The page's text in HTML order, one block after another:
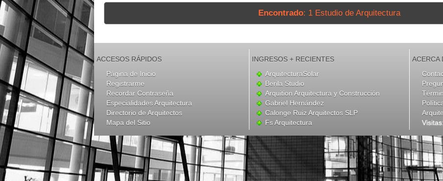
Encontrado: 1 Estudio de Arquitectura
ACCESOS RÁPIDOS
Página de Inicio
Registrarme
Recordar Contraseña
Especialidades Arquitectura
Directorio de Arquitectos
Mapa del Sitio
INGRESOS + RECIENTES
ArquitecturaSolar
Berila Studio
Arquition Arquitectura y Construcción
Gabriel Hernández
Calonge Ruiz Arquitectos SLP
Fs Arquitectura
ACERCA
Visitas: